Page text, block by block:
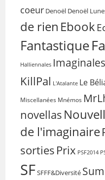
coeur Denoël Denoël
de rien Ebook
Fantastique
Halliennales Imaginales
KillPal L'Atalante Le
Miscellanées Mnémos
novellas
de l'imaginaire
sorties Prix PSF2014
SFSFFF&Diversité